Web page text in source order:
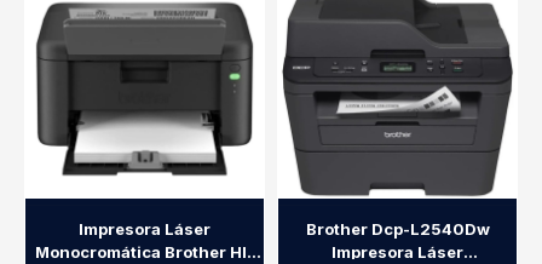
Impresora Láser
Monocromática Brother Hl-
Brother Dcp-L2540Dw
Impresora Láser